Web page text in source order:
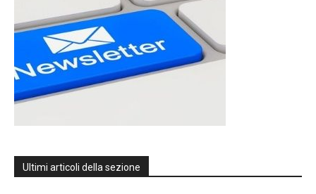
Ultimi articoli della sezione